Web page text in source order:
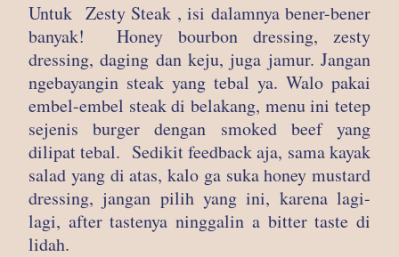
Untuk Zesty Steak , isi dalamnya bener-bener
banyak! Honey bourbon dressing, zesty
dressing, daging dan keju, juga jamur. Jangan
ngebayangin steak yang tebal ya. Walo pakai
embel-embel steak di belakang, menu ini tetep
sejenis burger dengan smoked beef yang
dilipat tebal. Sedikit feedback aja, sama kayak
salad yang di atas, kalo ga suka honey mustard
dressing, jangan pilih yang ini, karena lagi-
lagi, after tastenya ninggalin a bitter taste di
lidah.